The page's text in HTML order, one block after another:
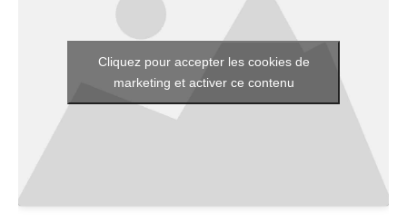
Cliquez pour accepter les cookies de
marketing et activer ce contenu